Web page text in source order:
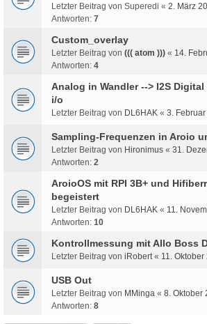
Letzter Beitrag von Superedi « 2. März
Antworten: 7
Custom_overlay
Letzter Beitrag von ((( atom ))) « 14.
Antworten: 4
Analog in Wandler --> I2S
i/o
Letzter Beitrag von DL6HAK « 3.
Sampling-Frequenzen in Aroio
Letzter Beitrag von Hironimus « 31.
Antworten: 2
AroioOS mit RPI 3B+ und
begeistert
Letzter Beitrag von DL6HAK « 11.
Antworten: 10
Kontrollmessung mit Allo Boss
Letzter Beitrag von iRobert « 11.
USB Out
Letzter Beitrag von MMinga « 8. Oktober
Antworten: 8